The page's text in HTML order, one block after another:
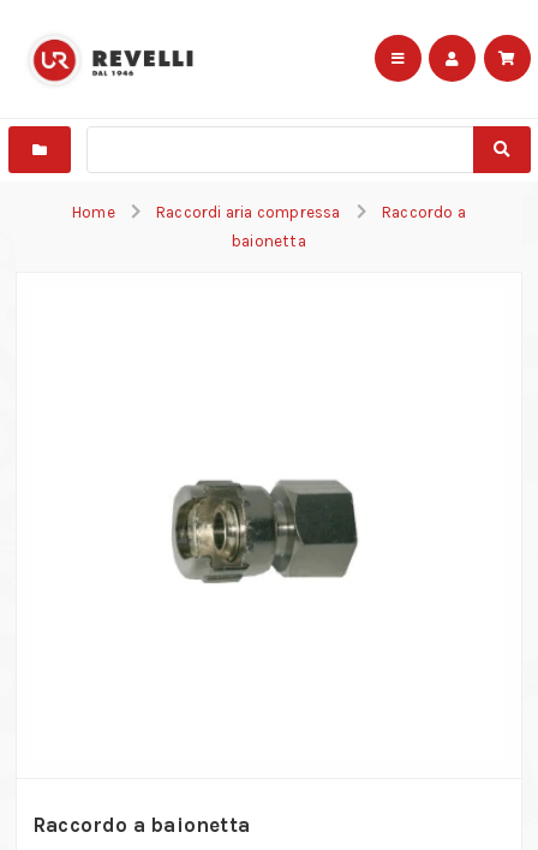
Home Raccordi aria compressa
Raccordo a
baionetta
Raccordo a baionetta